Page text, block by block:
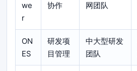
we
r
协作
网团队
ON
ES
研发项
目管理
中大型研发
团队